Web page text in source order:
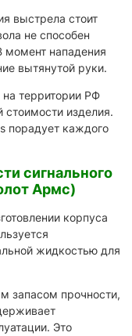
выстрела стоит
не способен
момент нападения
вытянутой руки.
на территории РФ
стоимости изделия.
порадует каждого
сигнального
Армс)
корпуса
жидкостью для
запасом прочности,
Это